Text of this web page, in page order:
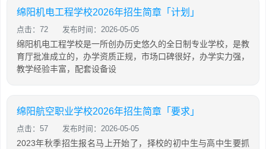
绵阳机电工程学校2026年招生简章「计划」
点击：72 发布时间：2026-05-05
绵阳机电工程学校是一所创办历史悠久的全日制专业学校，是教
育厅批准成立的，办学资质正规，市场口碑很好，办学实力强，
教学经验丰富，配套设备设
绵阳航空职业学校2026年招生简章「要求」
点击：57 发布时间：2026-05-05
2023年秋季招生报名马上开始了，择校的初中生与高中生要抓